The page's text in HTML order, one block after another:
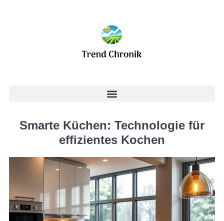
Smarte Küchen: Technologie für
effizientes Kochen